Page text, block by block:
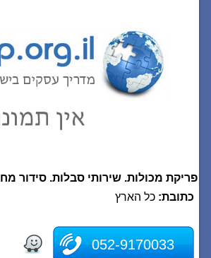
פריקת מכולות. שירותי סבלות. סידור
כתובת: כל הארץ
052-9170033